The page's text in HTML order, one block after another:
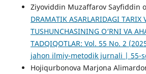
Ziyoviddin Muzaffarov Sayfiddin
DRAMATIK ASARLARIDAGI TARIX
TUSHUNCHASINING O‘RNI VA
TADQIQOTLAR: Vol. 55 No. 2
jahon ilmiy-metodik jurnali | 55-
Hojiqurbonova Marjona